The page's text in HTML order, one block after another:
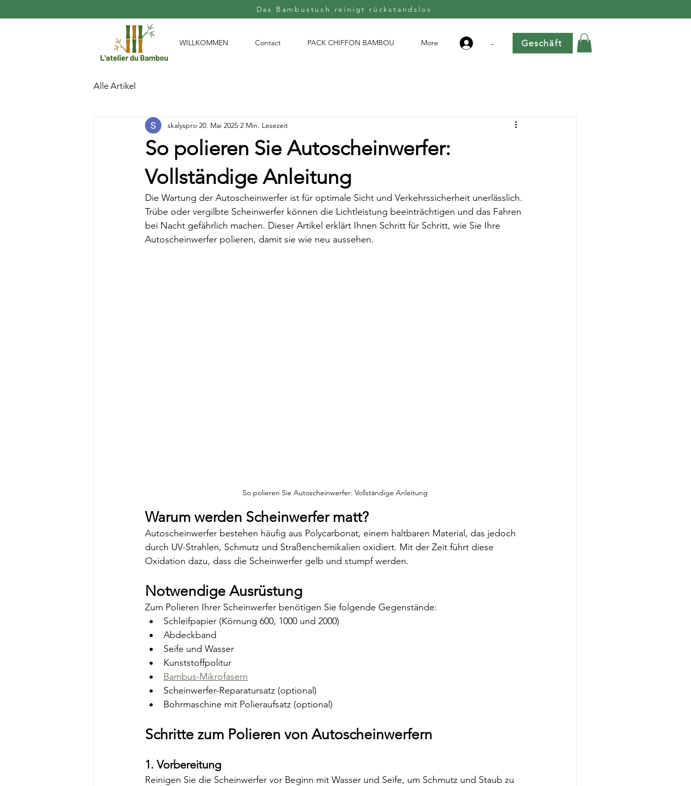
Das Bambustuch reinigt rückstandslos
WILLKOMMEN Contact PACK CHIFFON BAMBOU More - Geschäft
Alle Artikel
So polieren Sie Autoscheinwerfer:
Vollständige Anleitung
skalyspro 20. Mai 2025 2 Min. Lesezeit
Die Wartung der Autoscheinwerfer ist für optimale Sicht und Verkehrssicherheit unerlässlich.
Trübe oder vergilbte Scheinwerfer können die Lichtleistung beeinträchtigen und das Fahren
bei Nacht gefährlich machen. Dieser Artikel erklärt Ihnen Schritt für Schritt, wie Sie Ihre
Autoscheinwerfer polieren, damit sie wie neu aussehen.
So polieren Sie Autoscheinwerfer: Vollständige Anleitung
Warum werden Scheinwerfer matt?
Autoscheinwerfer bestehen häufig aus Polycarbonat, einem haltbaren Material, das jedoch
durch UV-Strahlen, Schmutz und Straßenchemikalien oxidiert. Mit der Zeit führt diese
Oxidation dazu, dass die Scheinwerfer gelb und stumpf werden.
Notwendige Ausrüstung
Zum Polieren Ihrer Scheinwerfer benötigen Sie folgende Gegenstände:
Schleifpapier (Körnung 600, 1000 und 2000)
Abdeckband
Seife und Wasser
Kunststoffpolitur
Bambus-Mikrofasern
Scheinwerfer-Reparatursatz (optional)
Bohrmaschine mit Polieraufsatz (optional)
Schritte zum Polieren von Autoscheinwerfern
1. Vorbereitung
Reinigen Sie die Scheinwerfer vor Beginn mit Wasser und Seife, um Schmutz und Staub zu